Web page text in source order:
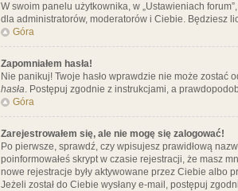
W swoim panelu użytkownika, w „Ustawieniach
dla administratorów, moderatorów i Ciebie. Będziesz
Góra
Zapomniałem hasła!
Nie panikuj! Twoje hasło wprawdzie nie może
hasła. Postępuj zgodnie z instrukcjami, a
Góra
Zarejestrowałem się, ale nie mogę się zalogować!
Po pierwsze, sprawdź, czy wpisujesz prawidłową
poinformowałeś skrypt w czasie rejestracji, że masz
nowe rejestracje były aktywowane przez Ciebie albo
Jeżeli został do Ciebie wysłany e-mail, postępuj